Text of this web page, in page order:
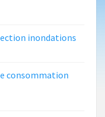
inondations
consommation